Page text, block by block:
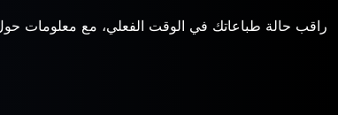
راقب حالة طباعاتك في الوقت الفعلي، مع معلومات حول